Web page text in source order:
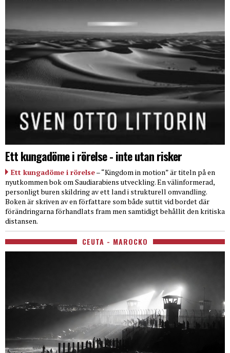
Ett kungadöme i rörelse - inte utan risker
Ett kungadöme i rörelse– “Kingdom in motion” är titeln på en
nyutkommen bok om Saudiarabiens utveckling. En välinformerad,
personligt buren skildring av ett land i strukturell omvandling.
Boken är skriven av en författare som både suttit vid bordet där
förändringarna förhandlats fram men samtidigt behållit den kritiska
distansen.
CEUTA - MAROCKO